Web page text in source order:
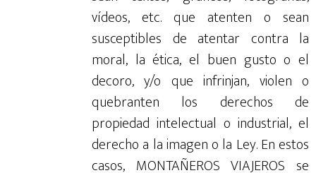
vídeos, etc. que atenten o sean
susceptibles de atentar contra la
moral, la ética, el buen gusto o el
decoro, y/o que infrinjan, violen o
quebranten los derechos de
propiedad intelectual o industrial, el
derecho a la imagen o la Ley. En estos
casos, MONTAÑEROS VIAJEROS se